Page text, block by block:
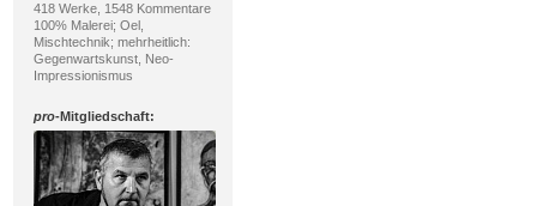
418 Werke, 1548 Kommentare
100% Malerei; Oel,
Mischtechnik; mehrheitlich:
Gegenwartskunst, Neo-
Impressionismus
pro-Mitgliedschaft: